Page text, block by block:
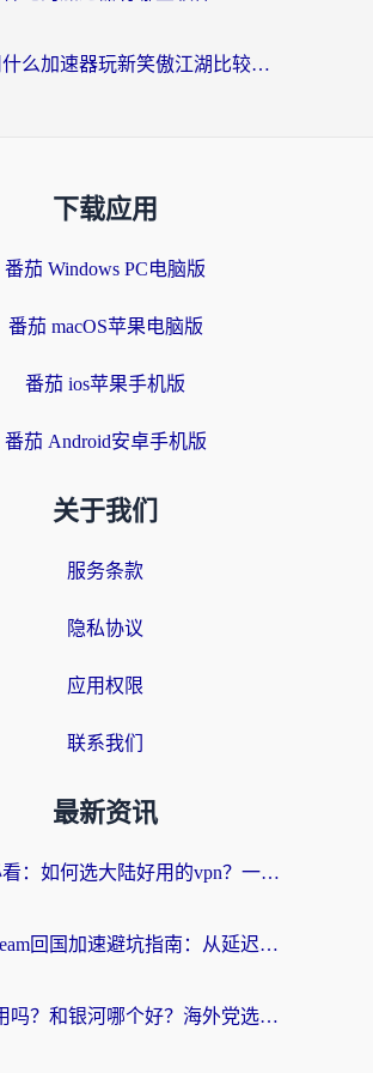
在美国用什么加速器玩新笑傲江湖比较好一点？海外玩家亲测的靠谱方案
下载应用
番茄 Windows PC电脑版
番茄 macOS苹果电脑版
番茄 ios苹果手机版
番茄 Android安卓手机版
关于我们
服务条款
隐私协议
应用权限
联系我们
最新资讯
海外党必看：如何选大陆好用的vpn？一篇解决你的回国访问难题
海外党Steam回国加速避坑指南：从延迟卡顿到无缝畅玩，我踩过的坑和最优解
Malus好用吗？和银河哪个好？海外党选回国加速器的避坑指南（附乌克兰玩国内游戏实测）